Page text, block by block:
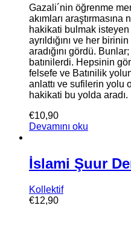
Gazali´nin öğrenme
akımları
hakikati bulmak isteyen
ayrıldığını ve her
aradığını gördü.
batınilerdi. Hepsinin
felsefe ve Batınilik
anlattı ve sufilerin yolu
hakikati bu yolda aradı.
€10,90
Devamını oku
İslami Şuur
Kollektif
€12,90